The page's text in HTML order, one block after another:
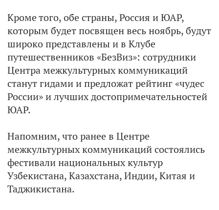
Кроме того, обе страны, Россия и ЮАР,
которым будет посвящен весь ноябрь, будут
широко представлены и в Клубе
путешественников «БезВиз»: сотрудники
Центра межкультурных коммуникаций
станут гидами и предложат рейтинг «чудес
России» и лучших достопримечательностей
ЮАР.
Напомним, что ранее в Центре
межкультурных коммуникаций состоялись
фестивали национальных культур
Узбекистана, Казахстана, Индии, Китая и
Таджикистана.